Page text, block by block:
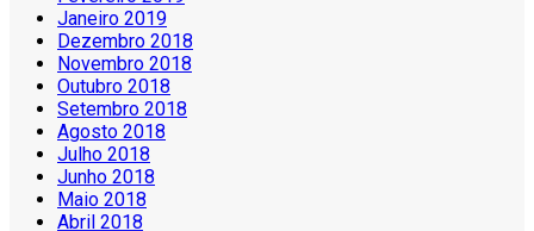
Janeiro 2019
Dezembro 2018
Novembro 2018
Outubro 2018
Setembro 2018
Agosto 2018
Julho 2018
Junho 2018
Maio 2018
Abril 2018